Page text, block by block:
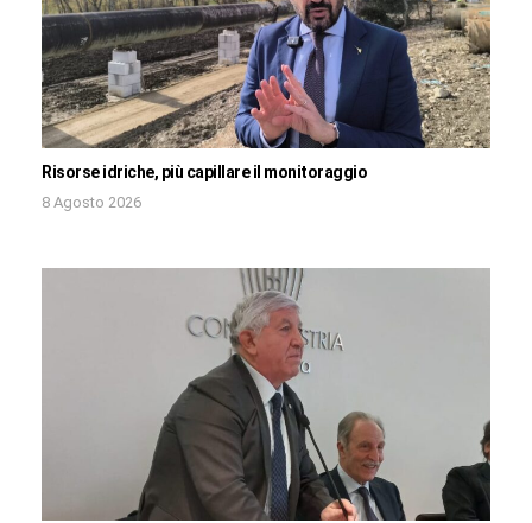
Risorse idriche, più capillare il monitoraggio
8 Agosto 2026